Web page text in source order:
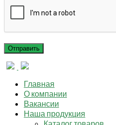
Главная
О компании
Вакансии
Наша продукция